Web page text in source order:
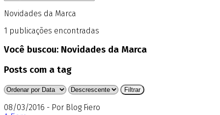
Novidades da Marca
1 publicações encontradas
Você buscou: Novidades da Marca
Posts com a tag
08/03/2016 - Por Blog Fiero